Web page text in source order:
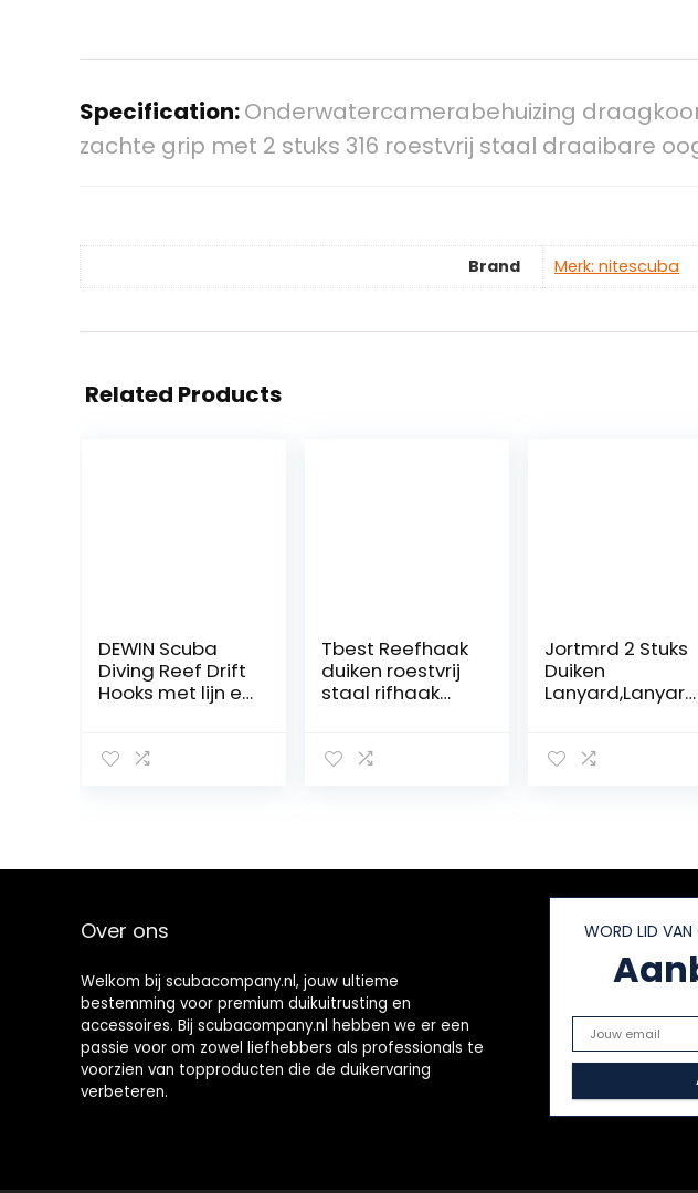
Specification:Onderwatercamerabehuizing
zachte grip met 2 stuks 316 roestvrij staal draaibare
Brand Merk: nitescuba
Related Products
DEWIN Scuba
Diving Reef Drift
Hooks met lijn en
onderwaterfoto
Tbest Reefhaak
duiken roestvrij
staal rifhaak
Scuba Diving
Safety
Jortmrd 2 Stuks
Duiken
Lanyard,Lanyard
Spiraalkabel
Lanyard voor
Duikaccessoires,
Snelsluiting
Over ons
Welkom bij scubacompany.nl, jouw ultieme
bestemming voor premium duikuitrusting en
accessoires. Bij scubacompany.nl hebben we er een
passie voor om zowel liefhebbers als professionals te
voorzien van topproducten die de duikervaring
verbeteren.
WORD LID VAN